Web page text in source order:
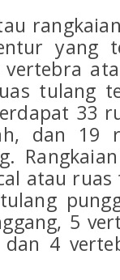
yang
tulang
33
dan 19
atau
5
4